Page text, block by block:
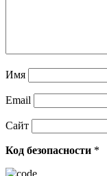
Имя
Email
Сайт
Код безопасности *